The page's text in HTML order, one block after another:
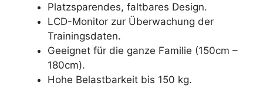
Platzsparendes, faltbares Design.
LCD-Monitor zur Überwachung der
Trainingsdaten.
Geeignet für die ganze Familie (150cm –
180cm).
Hohe Belastbarkeit bis 150 kg.